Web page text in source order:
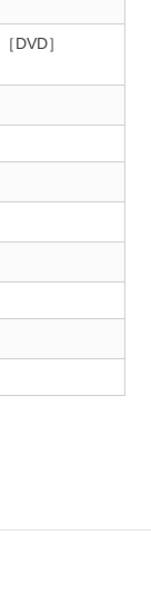
DVD］